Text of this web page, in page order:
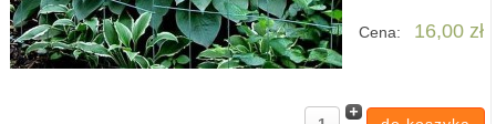
Cena: 16,00 zł